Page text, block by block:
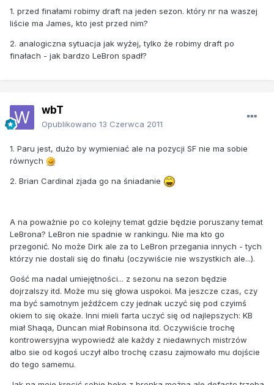
1. przed finałami robimy draft na jeden sezon. który nr na waszej
liście ma James, kto jest przed nim?
2. analogiczna sytuacja jak wyżej, tylko że robimy draft po
finałach - jak bardzo LeBron spadł?
wbT
Opublikowano 13 Czerwca 2011
1. Paru jest, dużo by wymieniać ale na pozycji SF nie ma sobie
równych
2. Brian Cardinal zjada go na śniadanie
A na poważnie po co kolejny temat gdzie będzie poruszany temat
LeBrona? LeBron nie spadnie w rankingu. Nie ma kto go
przegonić. No może Dirk ale za to LeBron przegania innych - tych
którzy nie dostali się do finału (oczywiście nie wszystkich ale...).
Gość ma nadal umiejętności... z sezonu na sezon będzie
dojrzalszy itd. Może mu się głowa uspokoi. Ma jeszcze czas, czy
ma być samotnym jeźdźcem czy jednak uczyć się pod czyimś
okiem to się okaże. Inni mieli farta uczyć się od najlepszych: KB
miał Shaqa, Duncan miał Robinsona itd. Oczywiście trochę
kontrowersyjna wypowiedź ale każdy z niedawnych mistrzów
albo sie od kogoś uczył albo trochę czasu zajmowało mu dojście
do tego samemu.